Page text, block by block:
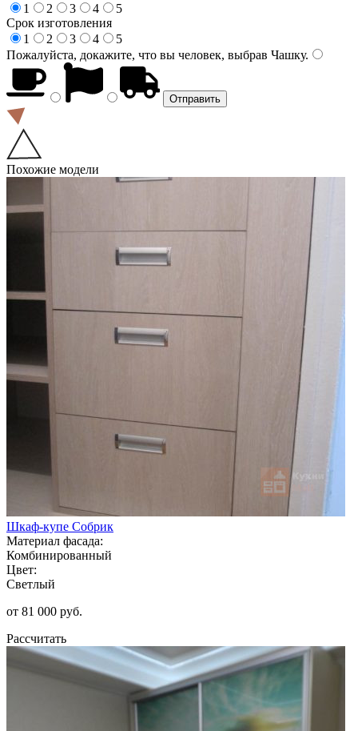
1
2 3 4
5
Срок изготовления
1
2 3 4
5
Пожалуйста, докажите, что вы человек, выбрав Чашку.
Похожие модели
Шкаф-купе Собрик
Материал фасада:
Комбинированный
Цвет:
Светлый
от 81 000 руб.
Рассчитать